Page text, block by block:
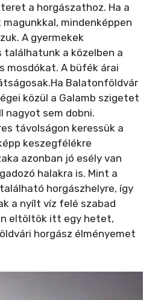
i
d
e
o
a horgászathoz. Ha a
mindenképpen
A gyermekek
találhatunk a közelben a
mosdókat. A büfék árai
Balatonföldvár
közül a Galamb szigetet
nagyot sem dobni.
távolságon keressük a
keszegfélékre
azonban jó esély van
halakra is. Mint a
horgászhelyre, így
a nyílt víz felé szabad
eltöltök itt egy hetet,
horgász élményemet